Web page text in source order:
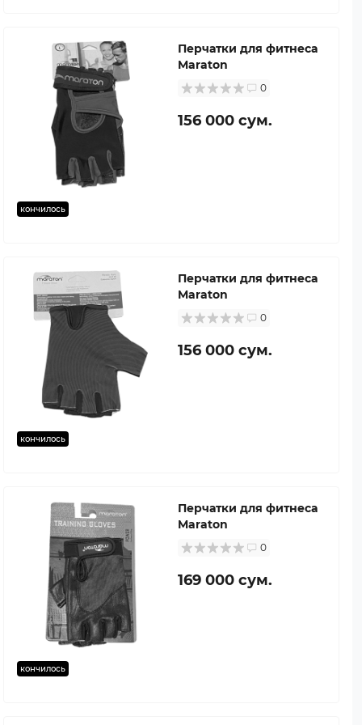
кончилось
Перчатки для фитнеса
Maraton
0
156 000 сум.
кончилось
Перчатки для фитнеса
Maraton
0
156 000 сум.
кончилось
Перчатки для фитнеса
Maraton
0
169 000 сум.